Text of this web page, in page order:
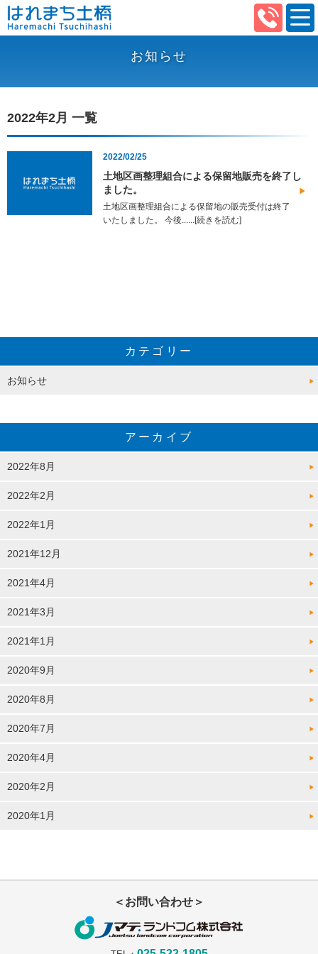
お知らせ
2022年2月 一覧
2022/02/25
土地区画整理組合による保留地販売を終了し
ました。
土地区画整理組合による保留地の販売受付は終了
いたしました。 今後......[続きを読む]
カテゴリー
お知らせ
アーカイブ
2022年8月
2022年2月
2022年1月
2021年12月
2021年4月
2021年3月
2021年1月
2020年9月
2020年8月
2020年7月
2020年4月
2020年2月
2020年1月
＜お問い合わせ＞